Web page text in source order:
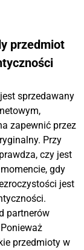
przedmiot
sprzedawany
zapewnić przez
Przy
czy jest
gdy
jest
partnerów
przedmioty w